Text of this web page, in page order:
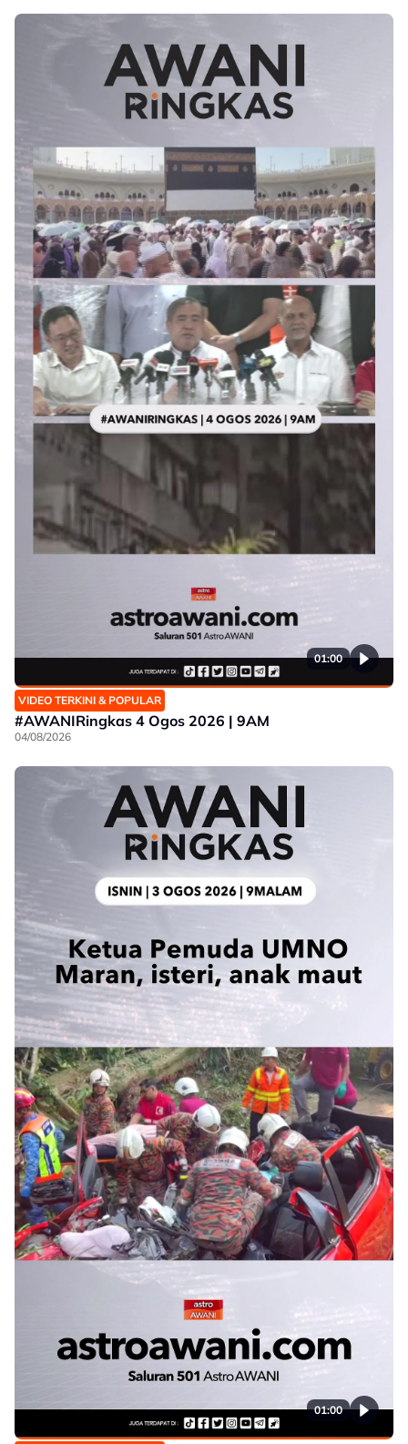
01:00
VIDEO TERKINI & POPULAR
#AWANIRingkas 4 Ogos 2026 | 9AM
04/08/2026
01:00